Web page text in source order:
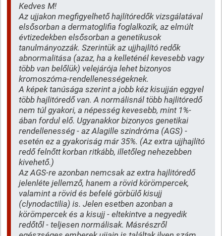
Kedves M!
Az ujjakon megfigyelhető hajlítóredők vizsgálatával
elsősorban a dermatoglifia foglalkozik, az elmúlt
évtizedekben elsősorban a genetikusok
tanulmányozzák. Szerintük az ujjhajlító redők
abnormalitása (azaz, ha a kelleténél kevesebb vagy
több van belőlük) velejárója lehet bizonyos
kromoszóma-rendellenességeknek.
A képek tanúsága szerint a jobb kéz kisujján eggyel
több hajlitóredő van. A normálisnál több hajlitóredő
nem túl gyakori, a népesség kevesebb, mint 1%-
ában fordul elő. Ugyanakkor bizonyos genetikai
rendellenesség - az Alagille szindróma (AGS) -
esetén ez a gyakoriság már 35%. (Az extra ujjhajlító
redő felnőtt korban ritkább, illetőleg nehezebben
kivehető.)
Az AGS-re azonban nemcsak az extra hajlitóredő
jelenléte jellemző, hanem a rövid körömpercek,
valamint a rövid és befelé görbülő kisujj
(clynodactilia) is. Jelen esetben azonban a
körömpercek és a kisujj - eltekintve a negyedik
redőtől - teljesen normálisak. Másrészről